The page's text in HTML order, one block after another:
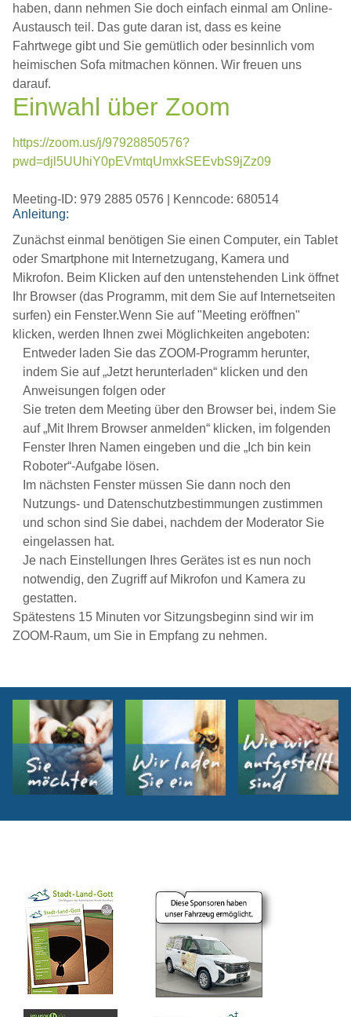
haben, dann nehmen Sie doch einfach einmal am Online-
Austausch teil. Das gute daran ist, dass es keine
Fahrtwege gibt und Sie gemütlich oder besinnlich vom
heimischen Sofa mitmachen können. Wir freuen uns
darauf.
Einwahl über Zoom
https://zoom.us/j/97928850576?
pwd=djl5UUhiY0pEVmtqUmxkSEEvbS9jZz09
Meeting-ID: 979 2885 0576 | Kenncode: 680514
Anleitung:
Zunächst einmal benötigen Sie einen Computer, ein Tablet
oder Smartphone mit Internetzugang, Kamera und
Mikrofon. Beim Klicken auf den untenstehenden Link öffnet
Ihr Browser (das Programm, mit dem Sie auf Internetseiten
surfen) ein Fenster.Wenn Sie auf "Meeting eröffnen"
klicken, werden Ihnen zwei Möglichkeiten angeboten:
Entweder laden Sie das ZOOM-Programm herunter,
indem Sie auf „Jetzt herunterladen“ klicken und den
Anweisungen folgen oder
Sie treten dem Meeting über den Browser bei, indem Sie
auf „Mit Ihrem Browser anmelden“ klicken, im folgenden
Fenster Ihren Namen eingeben und die „Ich bin kein
Roboter“-Aufgabe lösen.
Im nächsten Fenster müssen Sie dann noch den
Nutzungs- und Datenschutzbestimmungen zustimmen
und schon sind Sie dabei, nachdem der Moderator Sie
eingelassen hat.
Je nach Einstellungen Ihres Gerätes ist es nun noch
notwendig, den Zugriff auf Mikrofon und Kamera zu
gestatten.
Spätestens 15 Minuten vor Sitzungsbeginn sind wir im
ZOOM-Raum, um Sie in Empfang zu nehmen.